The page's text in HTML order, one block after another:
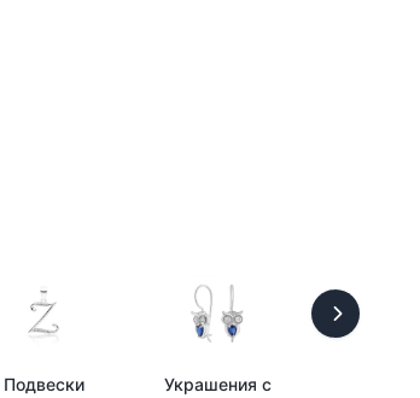
Подвески
Украшения с